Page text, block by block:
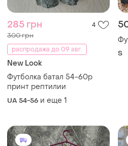
285 грн 4
300 грн
распродажа до 09 авг.
New Look
Футболка батал 54-60р
принт рептилии
UA 54-56 и еще 1
S